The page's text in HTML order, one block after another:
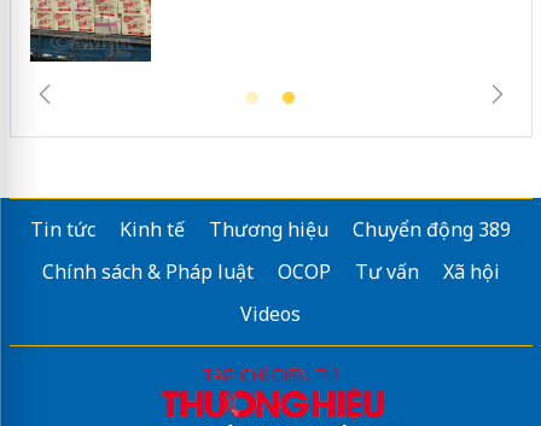
Tin tức Kinh tế Thương hiệu
Chuyển động 389
Chính sách & Pháp luật
OCOP Tư vấn
Xã hội
Videos